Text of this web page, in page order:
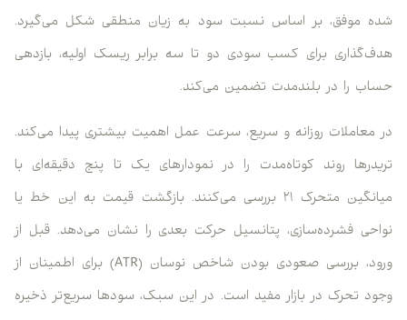
شده موفق، بر اساس نسبت سود به زیان منطقی شکل می‌گیرد.
هدف‌گذاری برای کسب سودی دو تا سه برابر ریسک اولیه، بازدهی
حساب را در بلندمدت تضمین می‌کند.
در معاملات روزانه و سریع، سرعت عمل اهمیت بیشتری پیدا می‌کند.
تریدرها روند کوتاه‌مدت را در نمودارهای یک تا پنج دقیقه‌ای با
میانگین متحرک ۲۱ بررسی می‌کنند. بازگشت قیمت به این خط یا
نواحی فشرده‌سازی، پتانسیل حرکت بعدی را نشان می‌دهد. قبل از
ورود، بررسی صعودی بودن شاخص نوسان (ATR) برای اطمینان از
وجود تحرک در بازار مفید است. در این سبک، سودها سریع‌تر ذخیره